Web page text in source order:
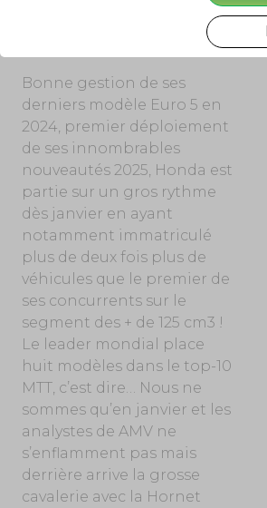
HONDA SE POSE D’ENTRÉE
EN CHAMPION DU MARCHÉ
Bonne gestion de ses
derniers modèle Euro 5 en
2024, premier déploiement
de ses innombrables
nouveautés 2025, Honda est
partie sur un gros rythme
dès janvier en ayant
notamment immatriculé
plus de deux fois plus de
véhicules que le premier de
ses concurrents sur le
segment des + de 125 cm3 !
Le leader mondial place
huit modèles dans le top-10
MTT, c’est dire… Nous ne
sommes qu’en janvier et les
analystes de AMV ne
s’enflamment pas mais
derrière arrive la grosse
cavalerie avec la Hornet